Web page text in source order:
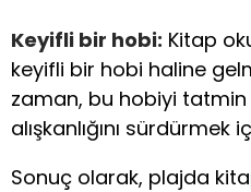
Keyifli bir hobi: Kitap
keyifli bir hobi haline
zaman, bu hobiyi
alışkanlığını
Sonuç olarak, plajda